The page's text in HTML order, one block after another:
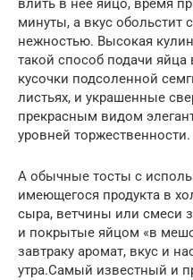
влить в нее яйцо, время
минуты, а вкус обольстит
нежностью. Высокая
такой способ подачи яйца
кусочки подсоленной
листьях, и украшенные
прекрасным видом
уровней торжественности.
А обычные тосты с
имеющегося продукта в
сыра, ветчины или смеси
и покрытые яйцом «в
завтраку аромат, вкус и
утра.Самый известный и